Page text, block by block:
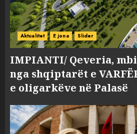
Aktualitet E jona Slider
IMPIANTI/ Qeveria,
nga shqiptarët e
e oligarkëve në Palasë